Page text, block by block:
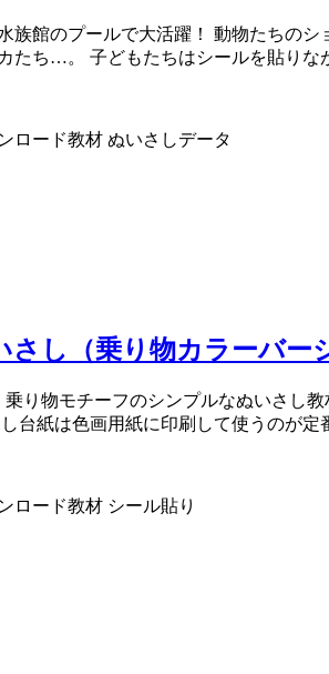
族館のプールで大活躍！ 動物たちの
たち…。 子どもたちはシールを貼りな
ロード教材 ぬいさしデータ
し（乗り物カラーバー
り物モチーフのシンプルなぬいさし
台紙は色画用紙に印刷して使うのが
ロード教材 シール貼り